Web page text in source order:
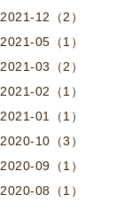
2021-12（2）
2021-05（1）
2021-03（2）
2021-02（1）
2021-01（1）
2020-10（3）
2020-09（1）
2020-08（1）